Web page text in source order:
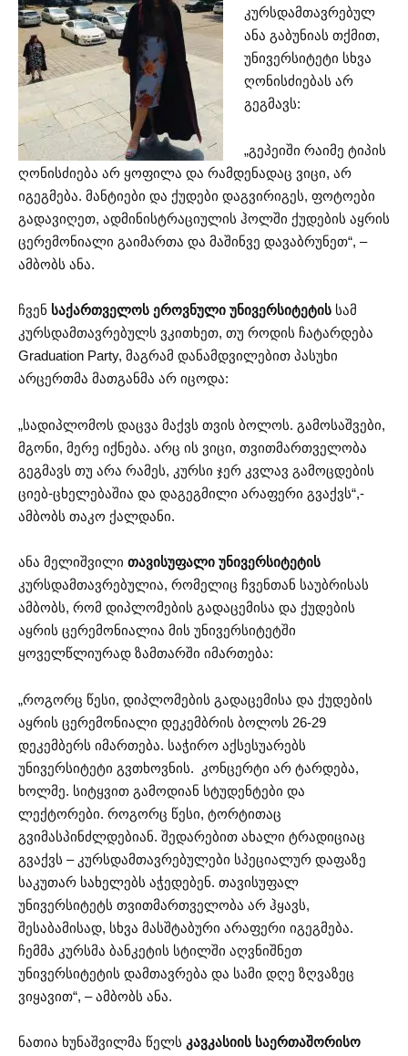
კურსდამთავრებულ
ანა გაბუნიას თქმით,
უნივერსიტეტი სხვა
ღონისძიებას არ
გეგმავს:
„გეპეიში რაიმე ტიპის
ღონისძიება არ ყოფილა და რამდენადაც ვიცი, არ
იგეგმება. მანტიები და ქუდები დაგვირიგეს, ფოტოები
გადავიღეთ, ადმინისტრაციულის ჰოლში ქუდების აყრის
ცერემონიალი გაიმართა და მაშინვე დავაბრუნეთ“, –
ამბობს ანა.
ჩვენ საქართველოს ეროვნული უნივერსიტეტის სამ
კურსდამთავრებულს ვკითხეთ, თუ როდის ჩატარდება
Graduation Party, მაგრამ დანამდვილებით პასუხი
არცერთმა მათგანმა არ იცოდა:
„სადიპლომოს დაცვა მაქვს თვის ბოლოს. გამოსაშვები,
მგონი, მერე იქნება. არც ის ვიცი, თვითმართველობა
გეგმავს თუ არა რამეს, კურსი ჯერ კვლავ გამოცდების
ციებ-ცხელებაშია და დაგეგმილი არაფერი გვაქვს“,-
ამბობს თაკო ქალდანი.
ანა მელიშვილი თავისუფალი უნივერსიტეტის
კურსდამთავრებულია, რომელიც ჩვენთან საუბრისას
ამბობს, რომ დიპლომების გადაცემისა და ქუდების
აყრის ცერემონიალია მის უნივერსიტეტში
ყოველწლიურად ზამთარში იმართება:
„როგორც წესი, დიპლომების გადაცემისა და ქუდების
აყრის ცერემონიალი დეკემბრის ბოლოს 26-29
დეკემბერს იმართება. საჭირო აქსესუარებს
უნივერსიტეტი გვთხოვნის. კონცერტი არ ტარდება,
ხოლმე. სიტყვით გამოდიან სტუდენტები და
ლექტორები. როგორც წესი, ტორტითაც
გვიმასპინძლდებიან. შედარებით ახალი ტრადიციაც
გვაქვს – კურსდამთავრებულები სპეციალურ დაფაზე
საკუთარ სახელებს აჭედებენ. თავისუფალ
უნივერსიტეტს თვითმართველობა არ ჰყავს,
შესაბამისად, სხვა მასშტაბური არაფერი იგეგმება.
ჩემმა კურსმა ბანკეტის სტილში აღვნიშნეთ
უნივერსიტეტის დამთავრება და სამი დღე ზღვაზეც
ვიყავით“, – ამბობს ანა.
ნათია ხუნაშვილმა წელს კავკასიის საერთაშორისო